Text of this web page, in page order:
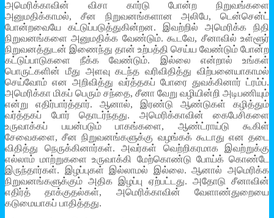
அமெரிக்காவின் விசா கார்டு போன்ற நிறுவங்களை
அனுமதிக்காமல், சீன நிறுவனங்களான அலிபே, டென்சென்ட்
போன்றவையே கட்டுப்படுத்துகின்றன. இவற்றில் அமெரிக்க நிதி
நிறுவனங்களை அனுமதிக்க வேண்டும். கூடவே, சீனாவில் உள்ளூர்
நிறுவனத்துடன் இணைந்து தான் உற்பத்தி செய்ய வேண்டும் போன்ற
கட்டுப்பாடுகளை நீக்க வேண்டும். இல்லை என்றால் உங்கள்
பொருட்களின் மீது அளவு கடந்த வரிவிதித்து விற்பனையாகாமல்
செய்வோம் என அறிவித்து வர்த்தகப் போரை துவக்கினார் ட்ரம்ப்.
அமெரிக்கா மிகப் பெரும் சந்தை, சீனா வேறு வழியின்றி அடிபணியும்
என்று எதிர்பார்த்தார். ஆனால், இரண்டு ஆண்டுகள் கழித்தும்
வர்த்தகப் போர் தொடர்ந்தது. அமெரிக்காவின் கைபேசிகளை
உருவாக்கப் பயன்படும் பாகங்களை, ஆண்ட்ராய்டு கூகிள்
சேவைகளை, சீன நிறுவனங்களுக்கு வழங்கக் கூடாது என தடை
விதித்து நெருக்கினார்கள். அவர்கள் வெற்றிகரமாக இவற்றுக்கு
எல்லாம் மாற்றுகளை உருவாக்கி மேற்கொண்டு போய்க் கொண்டே
இருந்தார்கள். இழப்புகள் இல்லாமல் இல்லை. ஆனால் அமெரிக்க
நிறுவனங்களுக்கும் அதிக இழப்பு ஏற்பட்டது. அதோடு சீனாவின்
எதிர்த் தாக்குதல்கள், அமெரிக்காவின் வேளாண்துறையை
கடுமையாகப் பாதித்தது.